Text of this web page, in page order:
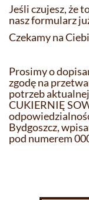
Jeśli czujesz, że
nasz formularz
Czekamy na
Prosimy o
zgodę na
potrzeb
CUKIERNIĘ
Bydgoszcz,
pod numerem